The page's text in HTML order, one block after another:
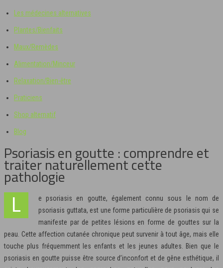
Les médecines alternatives
Plantes/Bienfaits
Maux/Remèdes
Alimentation/Minceur
Relaxation/Bien-être
Praticiens
Shop alternatif
Blog
Psoriasis en goutte : comprendre et
traiter naturellement cette
pathologie
Le psoriasis en goutte, également connu sous le nom de
psoriasis guttata, est une forme particulière de psoriasis qui se
manifeste par de petites lésions en forme de gouttes sur la
peau. Cette affection cutanée chronique peut survenir à tout âge, mais elle
touche plus fréquemment les enfants et les jeunes adultes. Bien que le
psoriasis en goutte puisse être source d’inconfort et de gêne esthétique, il